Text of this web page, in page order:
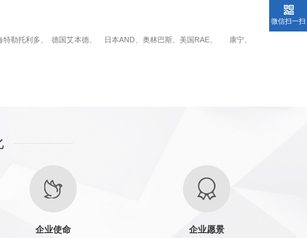
梅特勒托利多、 德国艾本德、 日本AND、奥林巴斯、美国RAE、 康宁、
企业使命 企业愿景
微信扫一扫